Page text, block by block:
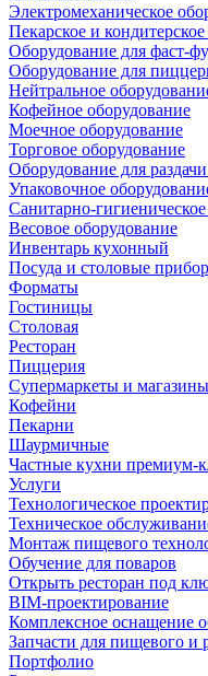
Электромеханическое
Пекарское и
Оборудование для фаст-
Оборудование для
Нейтральное
Кофейное оборудование
Моечное оборудование
Торговое оборудование
Оборудование для
Упаковочное
Санитарно-
Весовое оборудование
Инвентарь кухонный
Посуда и столовые
Форматы
Гостиницы
Столовая
Ресторан
Пиццерия
Супермаркеты и магазины
Кофейни
Пекарни
Шаурмичные
Частные кухни премиум-
Услуги
Технологическое
Техническое
Монтаж пищевого
Обучение для поваров
Открыть ресторан под
BIM-проектирование
Комплексное оснащение
Запчасти для пищевого и
Портфолио